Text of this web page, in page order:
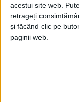
acestui site web.
retrageți
și făcând clic pe
paginii web.
pantofi” inițiat
ajunge la 44 de
probleme